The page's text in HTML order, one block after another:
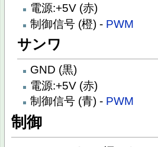
電源:+5V (赤)
制御信号 (橙) - PWM
サンワ
GND (黒)
電源:+5V (赤)
制御信号 (青) - PWM
制御